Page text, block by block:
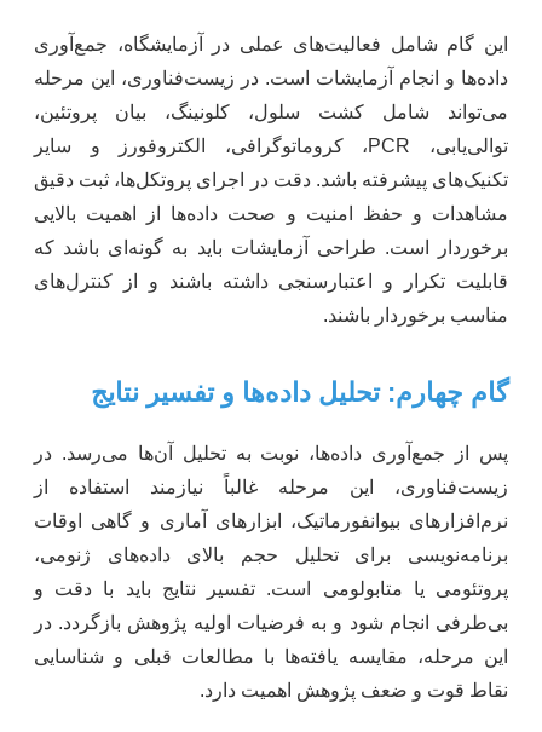
این گام شامل فعالیت‌های عملی در آزمایشگاه، جمع‌آوری
داده‌ها و انجام آزمایشات است. در زیست‌فناوری، این مرحله
می‌تواند شامل کشت سلول، کلونینگ، بیان پروتئین،
توالی‌یابی، PCR، کروماتوگرافی، الکتروفورز و سایر
تکنیک‌های پیشرفته باشد. دقت در اجرای پروتکل‌ها، ثبت دقیق
مشاهدات و حفظ امنیت و صحت داده‌ها از اهمیت بالایی
برخوردار است. طراحی آزمایشات باید به گونه‌ای باشد که
قابلیت تکرار و اعتبارسنجی داشته باشند و از کنترل‌های
مناسب برخوردار باشند.
گام چهارم: تحلیل داده‌ها و تفسیر نتایج
پس از جمع‌آوری داده‌ها، نوبت به تحلیل آن‌ها می‌رسد. در
زیست‌فناوری، این مرحله غالباً نیازمند استفاده از
نرم‌افزارهای بیوانفورماتیک، ابزارهای آماری و گاهی اوقات
برنامه‌نویسی برای تحلیل حجم بالای داده‌های ژنومی،
پروتئومی یا متابولومی است. تفسیر نتایج باید با دقت و
بی‌طرفی انجام شود و به فرضیات اولیه پژوهش بازگردد. در
این مرحله، مقایسه یافته‌ها با مطالعات قبلی و شناسایی
نقاط قوت و ضعف پژوهش اهمیت دارد.